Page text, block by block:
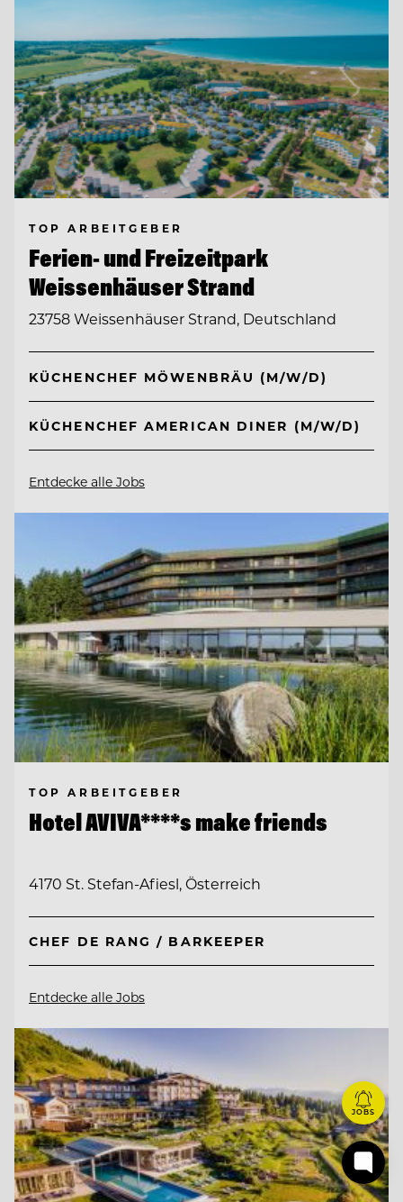
TOP ARBEITGEBER
Ferien- und Freizeitpark
Weissenhäuser Strand
23758 Weissenhäuser Strand, Deutschland
KÜCHENCHEF MÖWENBRÄU (M/W/D)
KÜCHENCHEF AMERICAN DINER (M/W/D)
Entdecke alle Jobs
TOP ARBEITGEBER
Hotel AVIVA****s make friends
4170 St. Stefan-Afiesl, Österreich
CHEF DE RANG / BARKEEPER
Entdecke alle Jobs
JOBS